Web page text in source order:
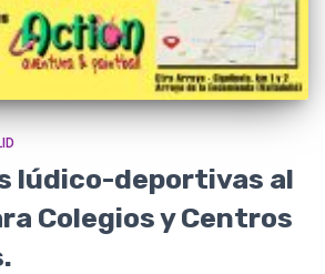
lúdico-deportivas al
Colegios y Centros